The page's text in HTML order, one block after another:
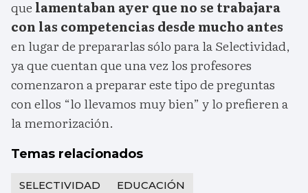
que lamentaban ayer que no se trabajara
con las competencias desde mucho antes
en lugar de prepararlas sólo para la Selectividad,
ya que cuentan que una vez los profesores
comenzaron a preparar este tipo de preguntas
con ellos “lo llevamos muy bien” y lo prefieren a
la memorización.
Temas relacionados
SELECTIVIDAD EDUCACIÓN